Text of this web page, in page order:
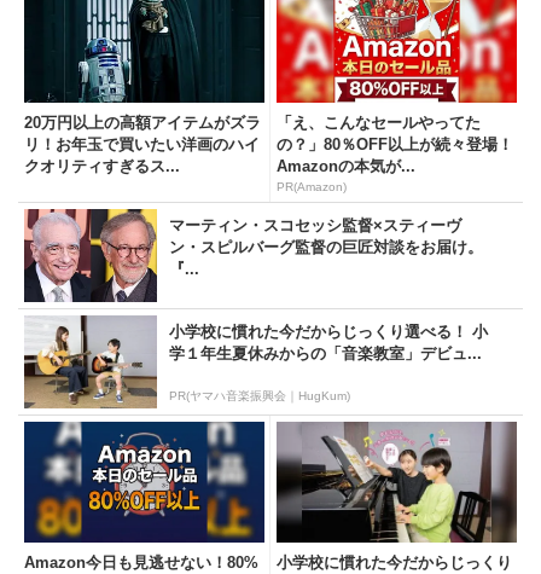
20万円以上の高額アイテムがズラ
リ！お年玉で買いたい洋画のハイ
クオリティすぎるス...
「え、こんなセールやってた
の？」80％OFF以上が続々登場！
Amazonの本気が...
PR(Amazon)
マーティン・スコセッシ監督×スティーヴ
ン・スピルバーグ監督の巨匠対談をお届け。
『...
小学校に慣れた今だからじっくり選べる！ 小
学１年生夏休みからの「音楽教室」デビュ...
PR(ヤマハ音楽振興会｜HugKum)
Amazon今日も見逃せない！80%
小学校に慣れた今だからじっくり